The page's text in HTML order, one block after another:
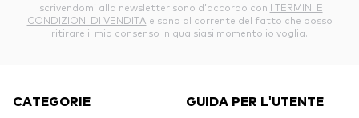
Iscrivendomi alla newsletter sono d’accordo con I TERMINI E
CONDIZIONI DI VENDITA e sono al corrente del fatto che posso
ritirare il mio consenso in qualsiasi momento io voglia.
CATEGORIE GUIDA PER L'UTENTE